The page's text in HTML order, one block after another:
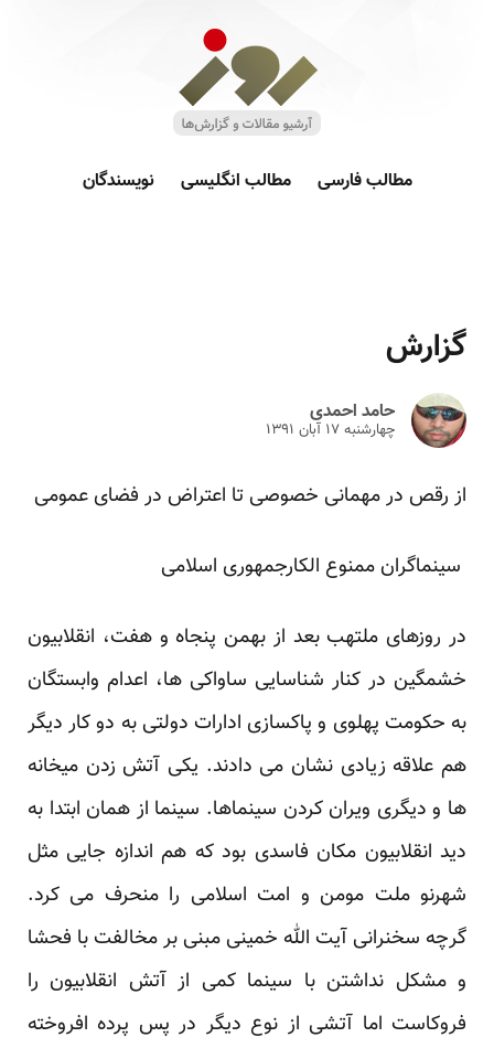
مطالب فارسی مطالب انگلیسی نویسندگان
گزارش
حامد احمدی
چهارشنبه ۱۷ آبان ۱۳۹۱
از رقص در مهمانی خصوصی تا اعتراض در فضای عمومی
سینماگران ممنوع الکارجمهوری اسلامی
در روزهای ملتهب بعد از بهمن پنجاه و هفت، انقلابیون
خشمگین در کنار شناسایی ساواکی ها، اعدام وابستگان
به حکومت پهلوی و پاکسازی ادارات دولتی به دو کار دیگر
هم علاقه زیادی نشان می دادند. یکی آتش زدن میخانه
ها و دیگری ویران کردن سینماها. سینما از همان ابتدا به
دید انقلابیون مکان فاسدی بود که هم اندازه جایی مثل
شهرنو ملت مومن و امت اسلامی را منحرف می کرد.
گرچه سخنرانی آیت الله خمینی مبنی بر مخالفت با فحشا
و مشکل نداشتن با سینما کمی از آتش انقلابیون را
فروکاست اما آتشی از نوع دیگر در پس پرده افروخته